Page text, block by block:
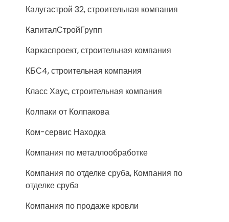
Калугастрой 32, строительная компания
КапиталСтройГрупп
Каркаспроект, строительная компания
КБС4, строительная компания
Класс Хаус, строительная компания
Колпаки от Колпакова
Ком-сервис Находка
Компания по металлообработке
Компания по отделке сруба, Компания по
отделке сруба
Компания по продаже кровли